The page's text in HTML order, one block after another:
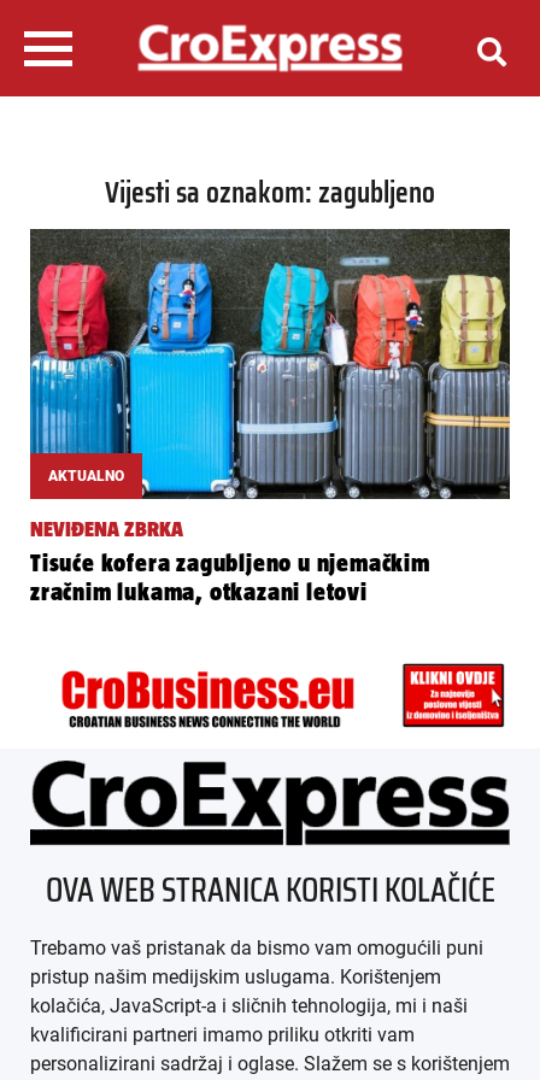
Vijesti sa oznakom: zagubljeno
AKTUALNO
NEVIĐENA ZBRKA
Tisuće kofera zagubljeno u njemačkim
zračnim lukama, otkazani letovi
ÜBER UNS
IMPRESSUM
AGB
DATENSCHUTZ
OVA WEB STRANICA KORISTI KOLAČIĆE
Trebamo vaš pristanak da bismo vam omogućili puni
pristup našim medijskim uslugama. Korištenjem
kolačića, JavaScript-a i sličnih tehnologija, mi i naši
kvalificirani partneri imamo priliku otkriti vam
personalizirani sadržaj i oglase. Slažem se s korištenjem